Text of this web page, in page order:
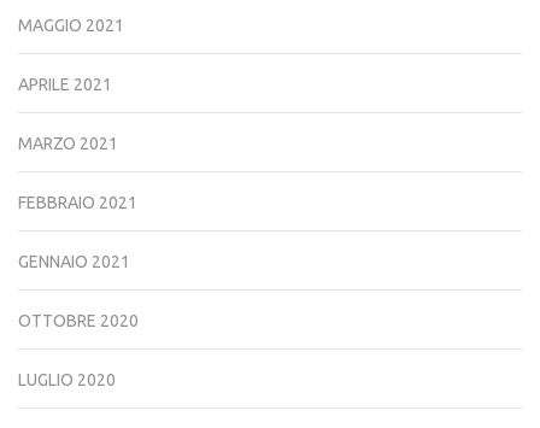
MAGGIO 2021
APRILE 2021
MARZO 2021
FEBBRAIO 2021
GENNAIO 2021
OTTOBRE 2020
LUGLIO 2020